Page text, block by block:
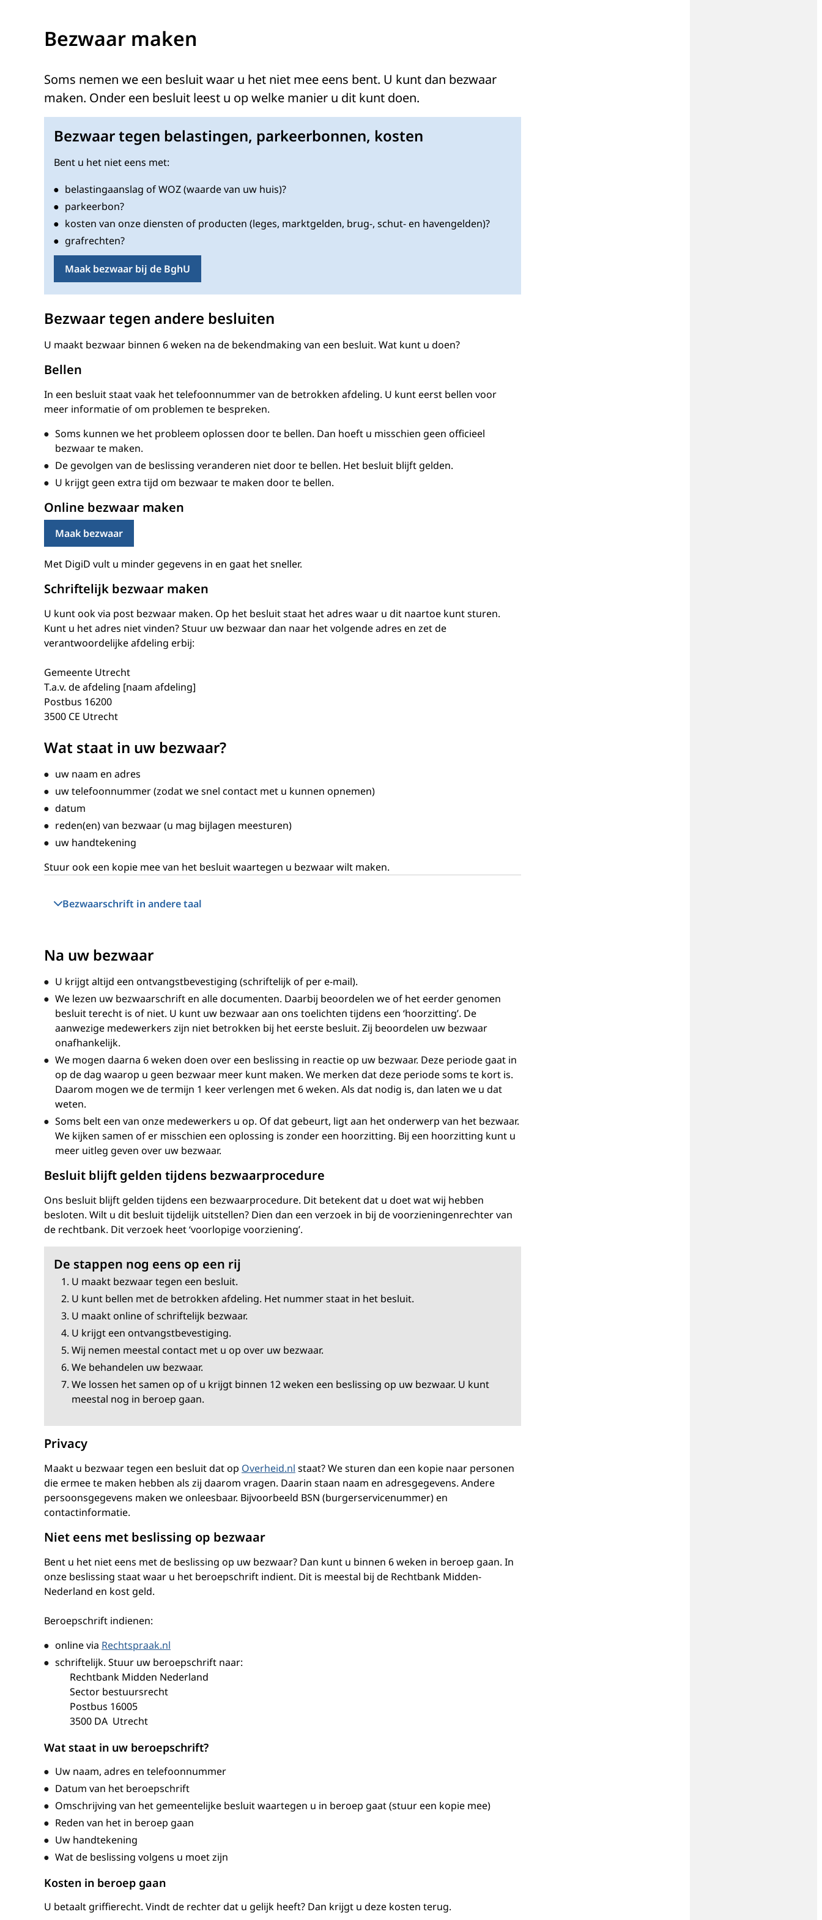
Bezwaar maken
Soms nemen we een besluit waar u het niet mee eens bent. U kunt dan bezwaar
maken. Onder een besluit leest u op welke manier u dit kunt doen.
Bezwaar tegen belastingen, parkeerbonnen, kosten
Bent u het niet eens met:
belastingaanslag of WOZ (waarde van uw huis)?
parkeerbon?
kosten van onze diensten of producten (leges, marktgelden, brug-, schut- en havengelden)?
grafrechten?
Maak bezwaar bij de BghU
Bezwaar tegen andere besluiten
U maakt bezwaar binnen 6 weken na de bekendmaking van een besluit. Wat kunt u doen?
Bellen
In een besluit staat vaak het telefoonnummer van de betrokken afdeling. U kunt eerst bellen voor
meer informatie of om problemen te bespreken.
Soms kunnen we het probleem oplossen door te bellen. Dan hoeft u misschien geen officieel
bezwaar te maken.
De gevolgen van de beslissing veranderen niet door te bellen. Het besluit blijft gelden.
U krijgt geen extra tijd om bezwaar te maken door te bellen.
Online bezwaar maken
Maak bezwaar
Met DigiD vult u minder gegevens in en gaat het sneller.
Schriftelijk bezwaar maken
U kunt ook via post bezwaar maken. Op het besluit staat het adres waar u dit naartoe kunt sturen.
Kunt u het adres niet vinden? Stuur uw bezwaar dan naar het volgende adres en zet de
verantwoordelijke afdeling erbij:
Gemeente Utrecht
T.a.v. de afdeling [naam afdeling]
Postbus 16200
3500 CE Utrecht
Wat staat in uw bezwaar?
uw naam en adres
uw telefoonnummer (zodat we snel contact met u kunnen opnemen)
datum
reden(en) van bezwaar (u mag bijlagen meesturen)
uw handtekening
Stuur ook een kopie mee van het besluit waartegen u bezwaar wilt maken.
Bezwaarschrift in andere taal
Na uw bezwaar
U krijgt altijd een ontvangstbevestiging (schriftelijk of per e-mail).
We lezen uw bezwaarschrift en alle documenten. Daarbij beoordelen we of het eerder genomen
besluit terecht is of niet. U kunt uw bezwaar aan ons toelichten tijdens een ‘hoorzitting’. De
aanwezige medewerkers zijn niet betrokken bij het eerste besluit. Zij beoordelen uw bezwaar
onafhankelijk.
We mogen daarna 6 weken doen over een beslissing in reactie op uw bezwaar. Deze periode gaat in
op de dag waarop u geen bezwaar meer kunt maken. We merken dat deze periode soms te kort is.
Daarom mogen we de termijn 1 keer verlengen met 6 weken. Als dat nodig is, dan laten we u dat
weten.
Soms belt een van onze medewerkers u op. Of dat gebeurt, ligt aan het onderwerp van het bezwaar.
We kijken samen of er misschien een oplossing is zonder een hoorzitting. Bij een hoorzitting kunt u
meer uitleg geven over uw bezwaar.
Besluit blijft gelden tijdens bezwaarprocedure
Ons besluit blijft gelden tijdens een bezwaarprocedure. Dit betekent dat u doet wat wij hebben
besloten. Wilt u dit besluit tijdelijk uitstellen? Dien dan een verzoek in bij de voorzieningenrechter van
de rechtbank. Dit verzoek heet ‘voorlopige voorziening’.
De stappen nog eens op een rij
U maakt bezwaar tegen een besluit.
U kunt bellen met de betrokken afdeling. Het nummer staat in het besluit.
U maakt online of schriftelijk bezwaar.
U krijgt een ontvangstbevestiging.
Wij nemen meestal contact met u op over uw bezwaar.
We behandelen uw bezwaar.
We lossen het samen op of u krijgt binnen 12 weken een beslissing op uw bezwaar. U kunt
meestal nog in beroep gaan.
Privacy
Maakt u bezwaar tegen een besluit dat op Overheid.nl staat? We sturen dan een kopie naar personen
die ermee te maken hebben als zij daarom vragen. Daarin staan naam en adresgegevens. Andere
persoonsgegevens maken we onleesbaar. Bijvoorbeeld BSN (burgerservicenummer) en
contactinformatie.
Niet eens met beslissing op bezwaar
Bent u het niet eens met de beslissing op uw bezwaar? Dan kunt u binnen 6 weken in beroep gaan. In
onze beslissing staat waar u het beroepschrift indient. Dit is meestal bij de Rechtbank Midden-
Nederland en kost geld.
Beroepschrift indienen:
online via Rechtspraak.nl
schriftelijk. Stuur uw beroepschrift naar:
Rechtbank Midden Nederland
Sector bestuursrecht
Postbus 16005
3500 DA Utrecht
Wat staat in uw beroepschrift?
Uw naam, adres en telefoonnummer
Datum van het beroepschrift
Omschrijving van het gemeentelijke besluit waartegen u in beroep gaat (stuur een kopie mee)
Reden van het in beroep gaan
Uw handtekening
Wat de beslissing volgens u moet zijn
Kosten in beroep gaan
U betaalt griffierecht. Vindt de rechter dat u gelijk heeft? Dan krijgt u deze kosten terug.